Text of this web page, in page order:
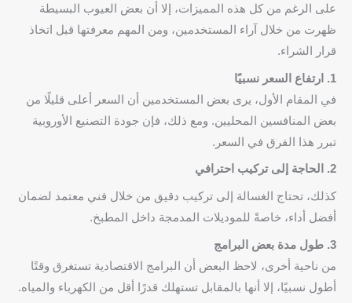
على الرغم من كل هذه المميزات، إلا أن بعض العيوب البسيطة
ظهرت من خلال آراء المستخدمين، ومن المهم معرفتها قبل اتخاذ
قرار الشراء.
1. ارتفاع السعر نسبيًا
في المقام الأول، يرى بعض المستخدمين أن السعر أعلى قليلًا من
بعض المنافسين المحليين. ومع ذلك، فإن جودة التصنيع الأوروبية
تبرر هذا الفرق في السعر.
2. الحاجة إلى تركيب احترافي
كذلك، تحتاج الغسالة إلى تركيب دقيق من خلال فني معتمد لضمان
أفضل أداء، خاصةً للموديلات المدمجة داخل المطبخ.
3. طول مدة بعض البرامج
من ناحية أخرى، لاحظ البعض أن البرامج الاقتصادية تستغرق وقتًا
أطول نسبيًا، إلا أنها بالمقابل تستهلك قدرًا أقل من الكهرباء والمياه.